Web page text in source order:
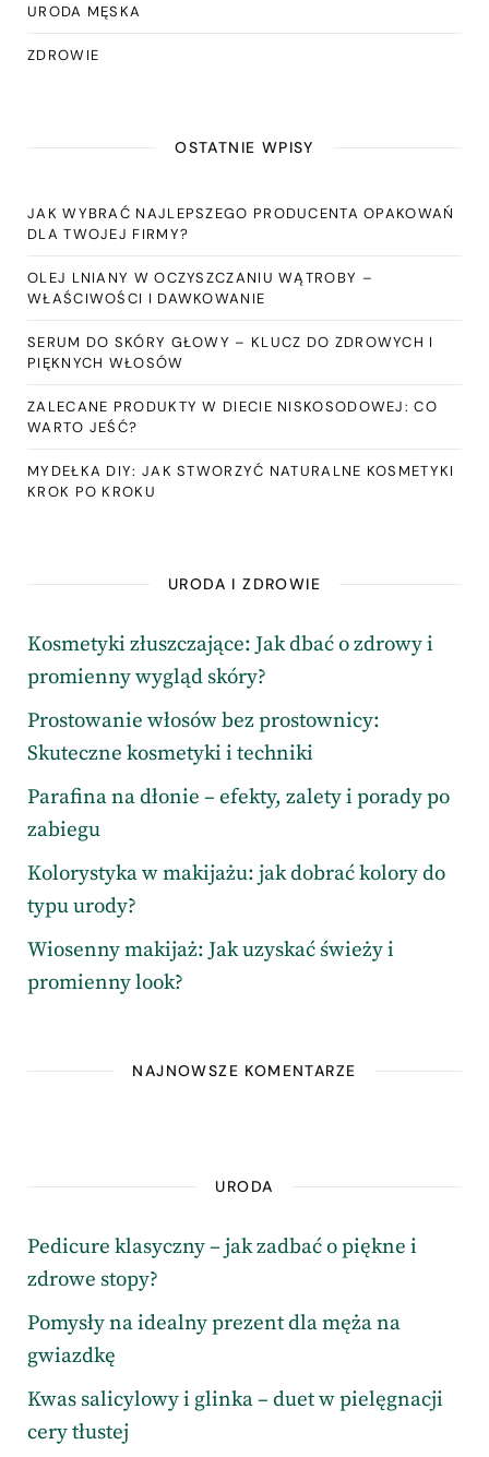
URODA MĘSKA
ZDROWIE
OSTATNIE WPISY
JAK WYBRAĆ NAJLEPSZEGO PRODUCENTA OPAKOWAŃ
DLA TWOJEJ FIRMY?
OLEJ LNIANY W OCZYSZCZANIU WĄTROBY –
WŁAŚCIWOŚCI I DAWKOWANIE
SERUM DO SKÓRY GŁOWY – KLUCZ DO ZDROWYCH I
PIĘKNYCH WŁOSÓW
ZALECANE PRODUKTY W DIECIE NISKOSODOWEJ: CO
WARTO JEŚĆ?
MYDEŁKA DIY: JAK STWORZYĆ NATURALNE KOSMETYKI
KROK PO KROKU
URODA I ZDROWIE
Kosmetyki złuszczające: Jak dbać o zdrowy i
promienny wygląd skóry?
Prostowanie włosów bez prostownicy:
Skuteczne kosmetyki i techniki
Parafina na dłonie – efekty, zalety i porady po
zabiegu
Kolorystyka w makijażu: jak dobrać kolory do
typu urody?
Wiosenny makijaż: Jak uzyskać świeży i
promienny look?
NAJNOWSZE KOMENTARZE
URODA
Pedicure klasyczny – jak zadbać o piękne i
zdrowe stopy?
Pomysły na idealny prezent dla męża na
gwiazdkę
Kwas salicylowy i glinka – duet w pielęgnacji
cery tłustej